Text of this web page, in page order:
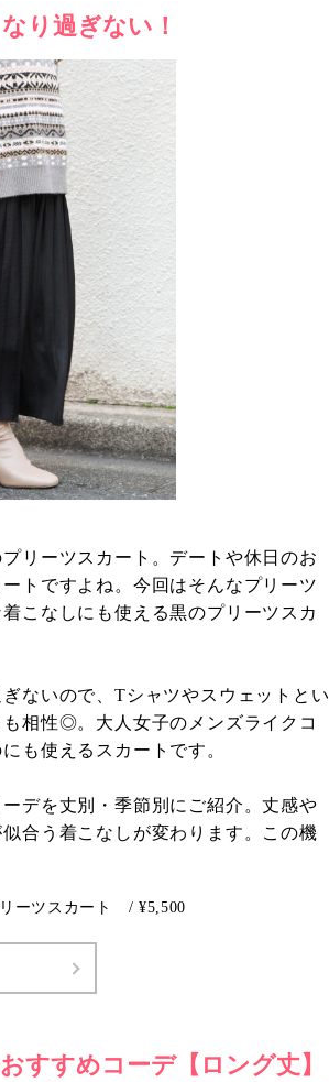
り過ぎない！
リーツスカート。デートや休日のお
トですよね。今回はそんなプリーツ
こなしにも使える黒のプリーツスカ
ないので、Tシャツやスウェットとい
相性◎。大人女子のメンズライクコ
も使えるスカートです。
デを丈別・季節別にご紹介。丈感や
合う着こなしが変わります。この機
ーツスカート / ¥5,500
すすめコーデ【ロング丈】